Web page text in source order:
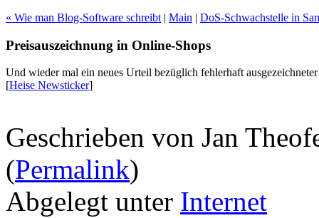
« Wie man Blog-Software schreibt | Main | DoS-Schwachstelle in
Preisauszeichnung in Online-Shops
Und wieder mal ein neues Urteil bezüglich fehlerhaft
[Heise Newsticker]
Geschrieben von Jan
(Permalink)
Abgelegt unter Internet